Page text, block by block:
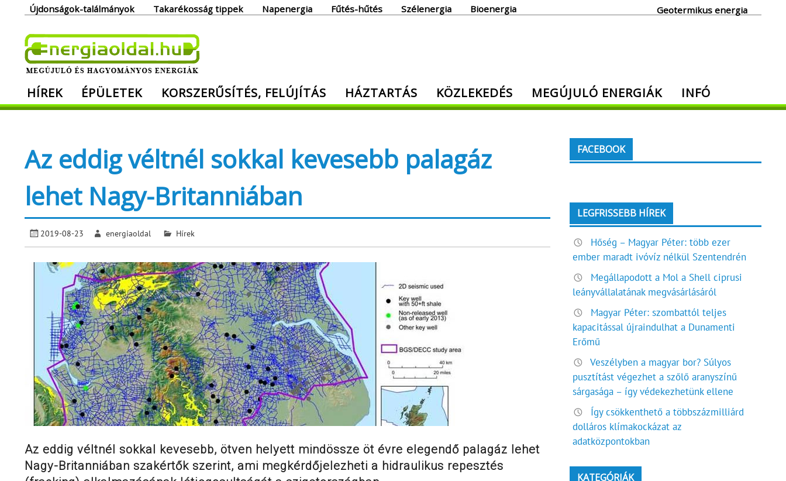
Újdonságok-találmányok Takarékosság tippek Napenergia Fűtés-hűtés Szélenergia Bioenergia Geotermikus energia
Megújuló és hagyományos energiák. Minden, ami energia!
HÍREK ÉPÜLETEK KORSZERŰSÍTÉS, FELÚJÍTÁS HÁZTARTÁS KÖZLEKEDÉS MEGÚJULÓ ENERGIÁK INFÓ
Az eddig véltnél sokkal kevesebb palagáz
lehet Nagy-Britanniában
2019-08-23 energiaoldal Hírek
Az eddig véltnél sokkal kevesebb, ötven helyett mindössze öt évre elegendő palagáz lehet
Nagy-Britanniában szakértők szerint, ami megkérdőjelezheti a hidraulikus repesztés
FACEBOOK
LEGFRISSEBB HÍREK
Hőség – Magyar Péter: több ezer
ember maradt ivóvíz nélkül Szentendrén
Megállapodott a Mol a Shell ciprusi
leányvállalatának megvásárlásáról
Magyar Péter: szombattól teljes
kapacitással újraindulhat a Dunamenti
Erőmű
Veszélyben a magyar bor? Súlyos
pusztítást végezhet a szőlő aranyszínű
sárgasága – így védekezhetünk ellene
Így csökkenthető a többszázmilliárd
dolláros klímakockázat az
adatközpontokban
KATEGÓRIÁK